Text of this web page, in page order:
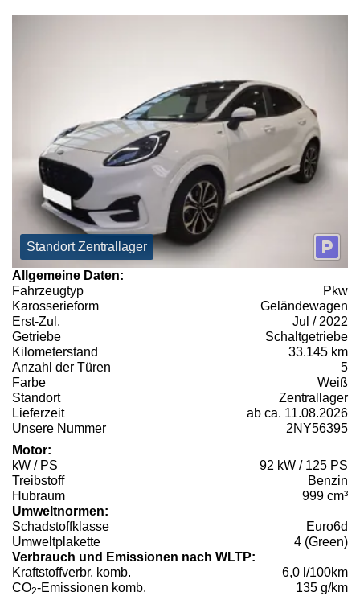
Standort Zentrallager
Allgemeine Daten:
Fahrzeugtyp
Pkw
Karosserieform
Geländewagen
Erst-Zul.
Jul / 2022
Getriebe
Schaltgetriebe
Kilometerstand
33.145 km
Anzahl der Türen
5
Farbe
Weiß
Standort
Zentrallager
Lieferzeit
ab ca. 11.08.2026
Unsere Nummer
2NY56395
Motor:
kW / PS
92 kW / 125 PS
Treibstoff
Benzin
Hubraum
999 cm³
Umweltnormen:
Schadstoffklasse
Euro6d
Umweltplakette
4 (Green)
Verbrauch und Emissionen nach WLTP:
Kraftstoffverbr. komb.
6,0 l/100km
CO2-Emissionen komb.
135 g/km